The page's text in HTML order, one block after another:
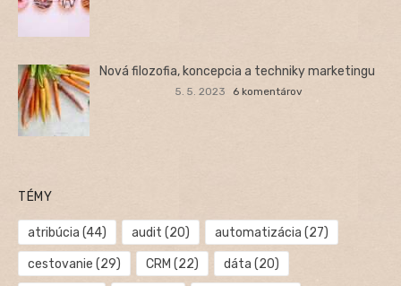
Nová filozofia, koncepcia a techniky marketingu
5. 5. 2023 6 komentárov
TÉMY
atribúcia (44) audit (20) automatizácia (27)
cestovanie (29) CRM (22) dáta (20)